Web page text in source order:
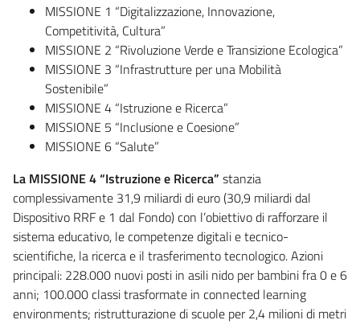
MISSIONE 1 “Digitalizzazione, Innovazione,
Competitività, Cultura”
MISSIONE 2 “Rivoluzione Verde e Transizione Ecologica”
MISSIONE 3 “Infrastrutture per una Mobilità
Sostenibile”
MISSIONE 4 “Istruzione e Ricerca”
MISSIONE 5 “Inclusione e Coesione”
MISSIONE 6 “Salute”
La MISSIONE 4 “Istruzione e Ricerca” stanzia
complessivamente 31,9 miliardi di euro (30,9 miliardi dal
Dispositivo RRF e 1 dal Fondo) con l’obiettivo di rafforzare il
sistema educativo, le competenze digitali e tecnico-
scientifiche, la ricerca e il trasferimento tecnologico. Azioni
principali: 228.000 nuovi posti in asili nido per bambini fra 0 e 6
anni; 100.000 classi trasformate in connected learning
environments; ristrutturazione di scuole per 2,4 milioni di metri